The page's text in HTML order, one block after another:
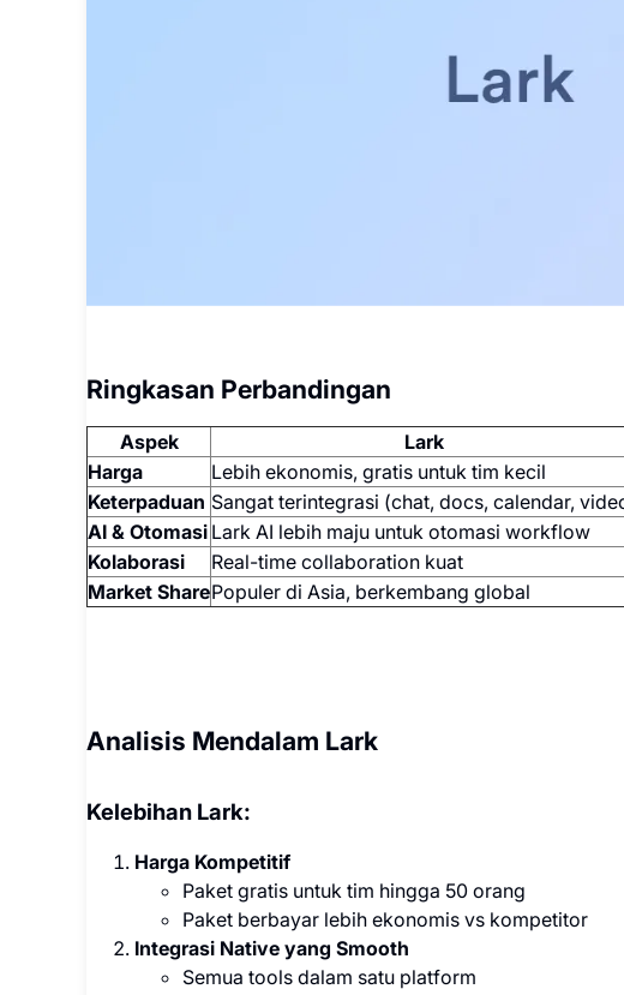
Ringkasan Perbandingan
Aspek Lark
Harga
Lebih ekonomis, gratis untuk tim kecil
Keterpaduan Sangat terintegrasi (chat, docs, calendar,
AI & Otomasi Lark AI lebih maju untuk otomasi workflow
Kolaborasi
Real-time collaboration kuat
Market SharePopuler di Asia, berkembang global
Analisis Mendalam Lark
Kelebihan Lark:
Harga Kompetitif
Paket gratis untuk tim hingga 50 orang
Paket berbayar lebih ekonomis vs kompetitor
Integrasi Native yang Smooth
Semua tools dalam satu platform